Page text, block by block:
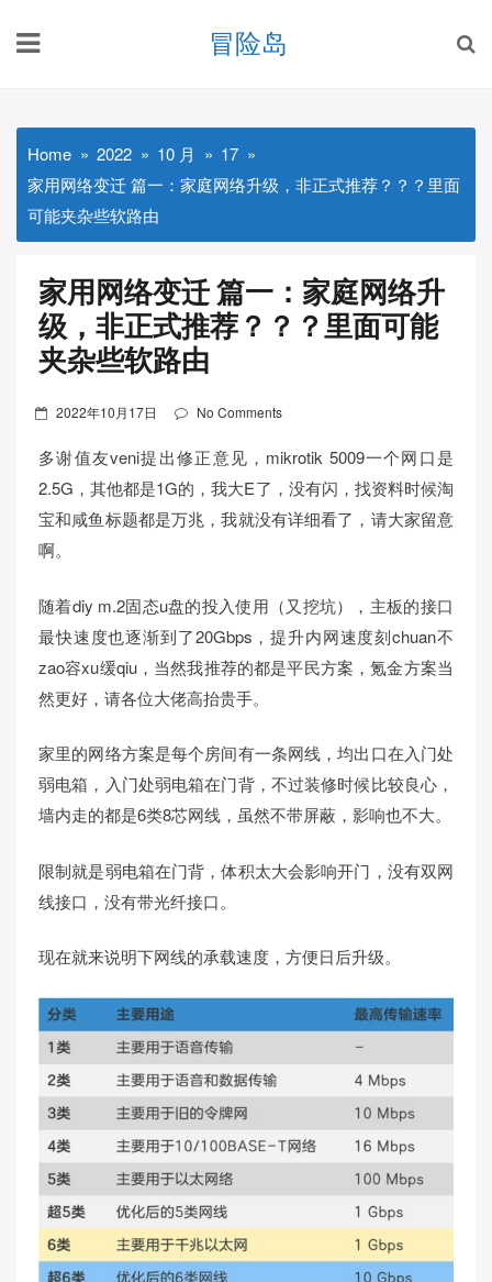
冒险岛
Home 2022 10 月
17
家用网络变迁 篇一：家庭网络升级，非正式推荐？？？里面
可能夹杂些软路由
家用网络变迁 篇一：家庭网络升
级，非正式推荐？？？里面可能
夹杂些软路由
Posted
2022年10月17日 No Comments
多谢值友veni提出修正意见，mikrotik 5009一个网口是
2.5G，其他都是1G的，我大E了，没有闪，找资料时候淘
宝和咸鱼标题都是万兆，我就没有详细看了，请大家留意
啊。
随着diy m.2固态u盘的投入使用（又挖坑），主板的接口
最快速度也逐渐到了20Gbps，提升内网速度刻chuan不
zao容xu缓qiu，当然我推荐的都是平民方案，氪金方案当
然更好，请各位大佬高抬贵手。
家里的网络方案是每个房间有一条网线，均出口在入门处
弱电箱，入门处弱电箱在门背，不过装修时候比较良心，
墙内走的都是6类8芯网线，虽然不带屏蔽，影响也不大。
限制就是弱电箱在门背，体积太大会影响开门，没有双网
线接口，没有带光纤接口。
现在就来说明下网线的承载速度，方便日后升级。